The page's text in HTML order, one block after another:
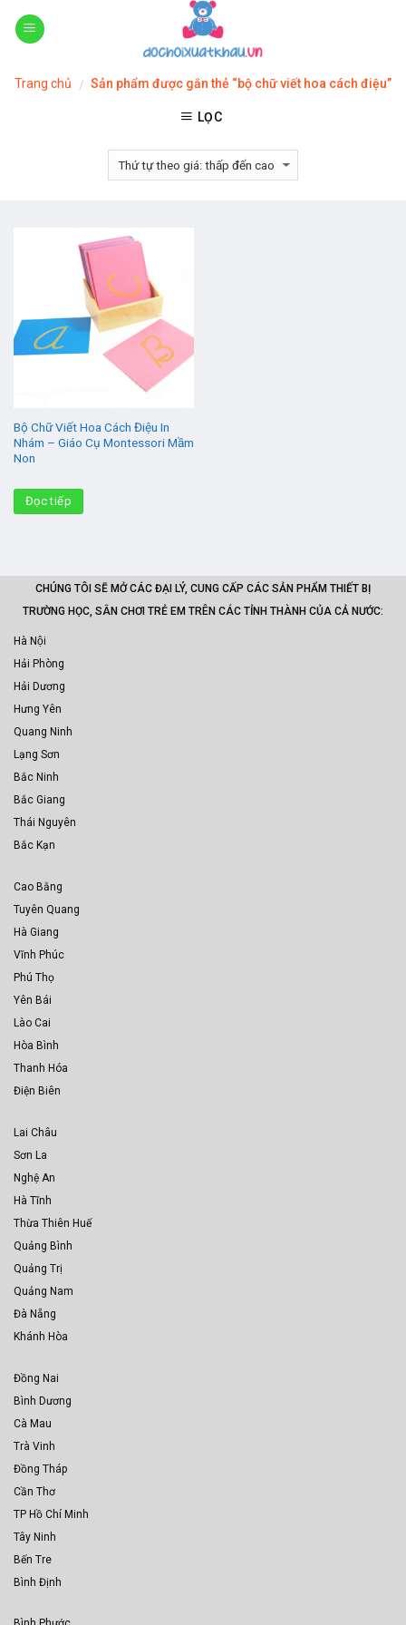
Skip
Trang chủ / Sản phẩm được gắn thẻ “bộ chữ viết hoa cách điệu”
LỌC
Bộ Chữ Viết Hoa Cách Điệu In
Nhám – Giáo Cụ Montessori Mầm
Non
Đọc tiếp
CHÚNG TÔI SẼ MỞ CÁC ĐẠI LÝ, CUNG CẤP CÁC SẢN PHẨM THIẾT BỊ
TRƯỜNG HỌC, SÂN CHƠI TRẺ EM TRÊN CÁC TỈNH THÀNH CỦA CẢ NƯỚC:
Hà Nội
Hải Phòng
Hải Dương
Hưng Yên
Quang Ninh
Lạng Sơn
Bắc Ninh
Bắc Giang
Thái Nguyên
Bắc Kạn
Cao Bằng
Tuyên Quang
Hà Giang
Vĩnh Phúc
Phú Thọ
Yên Bái
Lào Cai
Hòa Bình
Thanh Hóa
Điện Biên
Lai Châu
Sơn La
Nghệ An
Hà Tĩnh
Thừa Thiên Huế
Quảng Bình
Quảng Trị
Quảng Nam
Đà Nẵng
Khánh Hòa
Đồng Nai
Bình Dương
Cà Mau
Trà Vinh
Đồng Tháp
Cần Thơ
TP Hồ Chí Minh
Tây Ninh
Bến Tre
Bình Định